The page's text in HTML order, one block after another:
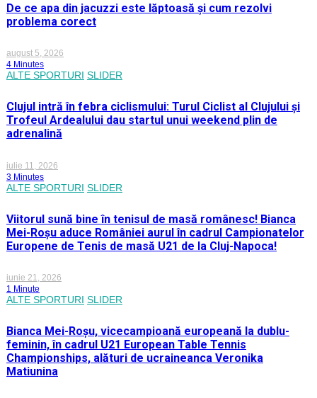
De ce apa din jacuzzi este lăptoasă și cum rezolvi
problema corect
august 5, 2026
4 Minutes
ALTE SPORTURI SLIDER
Clujul intră în febra ciclismului: Turul Ciclist al Clujului și
Trofeul Ardealului dau startul unui weekend plin de
adrenalină
iulie 11, 2026
3 Minutes
ALTE SPORTURI SLIDER
Viitorul sună bine în tenisul de masă românesc! Bianca
Mei-Roșu aduce României aurul în cadrul Campionatelor
Europene de Tenis de masă U21 de la Cluj-Napoca!
iunie 21, 2026
1 Minute
ALTE SPORTURI SLIDER
Bianca Mei-Roșu, vicecampioană europeană la dublu-
feminin, în cadrul U21 European Table Tennis
Championships, alături de ucraineanca Veronika
Matiunina